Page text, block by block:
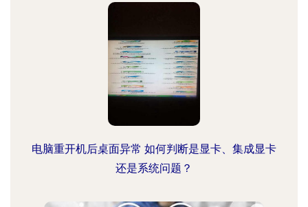
电脑重开机后桌面异常 如何判断是显卡、集成显卡
还是系统问题？